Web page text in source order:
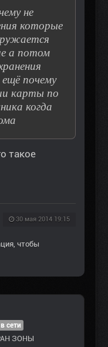
не
которые
а потом
почему
карты по
когда
такое
30 мая 2014 19:15
, чтобы
сети
ЗOНЫ